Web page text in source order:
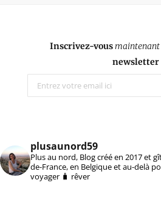
Inscrivez-vous
newsletter
plusaunord59
Plus au nord, Blog créé en 2017 et
de-France, en Belgique et au-delà
voyager 🧳 rêver